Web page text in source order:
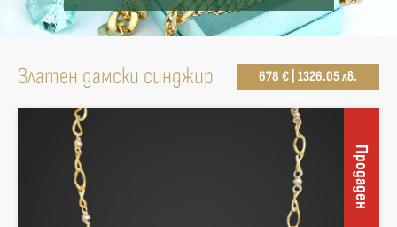
Златен дамски синджир 678 € | 1326.05 лв.
Продаден